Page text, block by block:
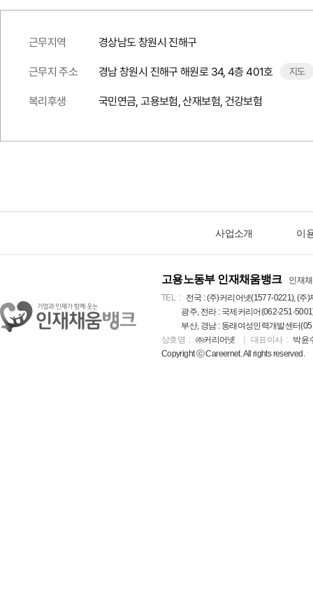
근무지역 경상남도 창원시 진해구
근무지 주소 경남 창원시 진해구 해원로 34, 4층 401호 지도
복리후생 국민연금, 고용보험, 산재보험, 건강보험
사업소개 이
고용노동부 인재채움뱅크
인재
TEL
전국 : (주)커리어넷(1577-0221), (
광주, 전라 : 국제커리어(062-251-
부산, 경남 : 동래여성인력개발센터
상호명
㈜커리어넷 대표이사
박윤
Copyright ⓒ Careernet. All rights reserved.